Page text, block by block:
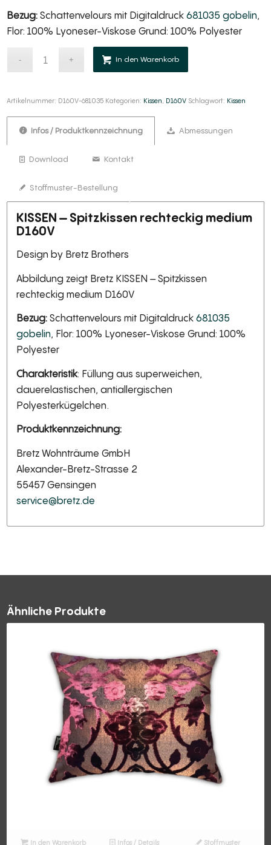
Bezug:Schattenvelours mit Digitaldruck681035 gobelin,
Flor: 100% Lyoneser-Viskose Grund: 100% Polyester
In den Warenkorb
Artikelnummer: D160V-681035 Kategorien: Kissen, D160V Schlagwort: Kissen
Infos / Produktkennzeichnung Abmessungen
Download Kontakt
Stoffmuster-Bestellung
KISSEN – Spitzkissen rechteckig medium
D160V
Design by Bretz Brothers
Abbildung zeigt Bretz KISSEN – Spitzkissen
rechteckig medium D160V
Bezug:Schattenvelours mit Digitaldruck681035
gobelin, Flor: 100% Lyoneser-Viskose Grund: 100%
Polyester
Charakteristik: Füllung aus superweichen,
dauerelastischen, antiallergischen
Polyesterkügelchen.
Produktkennzeichnung:
Bretz Wohnträume GmbH
Alexander-Bretz-Strasse 2
55457 Gensingen
service@bretz.de
Ähnliche Produkte
In den Warenkorb Infos / Details Stoffmuster